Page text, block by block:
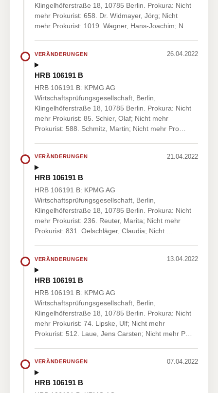
Klingelhöferstraße 18, 10785 Berlin. Prokura: Nicht
mehr Prokurist: 658. Dr. Widmayer, Jörg; Nicht
mehr Prokurist: 1019. Wagner, Hans-Joachim; N…
VERÄNDERUNGEN 26.04.2022
HRB 106191 B
HRB 106191 B: KPMG AG
Wirtschaftsprüfungsgesellschaft, Berlin,
Klingelhöferstraße 18, 10785 Berlin. Prokura: Nicht
mehr Prokurist: 85. Schier, Olaf; Nicht mehr
Prokurist: 588. Schmitz, Martin; Nicht mehr Pro…
VERÄNDERUNGEN 21.04.2022
HRB 106191 B
HRB 106191 B: KPMG AG
Wirtschaftsprüfungsgesellschaft, Berlin,
Klingelhöferstraße 18, 10785 Berlin. Prokura: Nicht
mehr Prokurist: 236. Reuter, Marita; Nicht mehr
Prokurist: 831. Oelschläger, Claudia; Nicht …
VERÄNDERUNGEN 13.04.2022
HRB 106191 B
HRB 106191 B: KPMG AG
Wirtschaftsprüfungsgesellschaft, Berlin,
Klingelhöferstraße 18, 10785 Berlin. Prokura: Nicht
mehr Prokurist: 74. Lipske, Ulf; Nicht mehr
Prokurist: 512. Laue, Jens Carsten; Nicht mehr P…
VERÄNDERUNGEN 07.04.2022
HRB 106191 B